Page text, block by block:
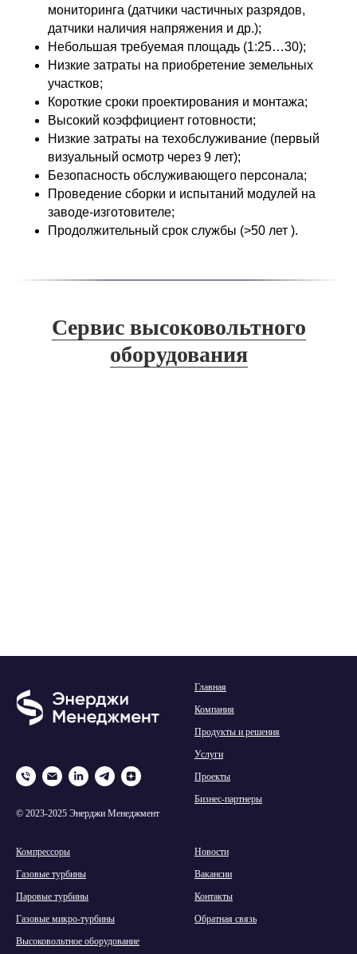
мониторинга (датчики частичных разрядов,
датчики наличия напряжения и др.);
Небольшая требуемая площадь (1:25…30);
Низкие затраты на приобретение земельных
участков;
Короткие сроки проектирования и монтажа;
Высокий коэффициент готовности;
Низкие затраты на техобслуживание (первый
визуальный осмотр через 9 лет);
Безопасность обслуживающего персонала;
Проведение сборки и испытаний модулей на
заводе-изготовителе;
Продолжительный срок службы (>50 лет ).
Сервис высоковольтного
оборудования
© 2023-2025 Энерджи Менеджмент
Главная
Компания
Продукты и решения
Услуги
Проекты
Бизнес-партнеры
Компрессоры
Газовые турбины
Паровые турбины
Газовые микро-турбины
Высоковольтное оборудование
Новости
Вакансии
Контакты
Обратная связь